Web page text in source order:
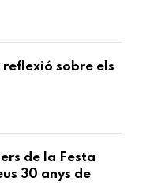
sobre els
de la Festa
30 anys de